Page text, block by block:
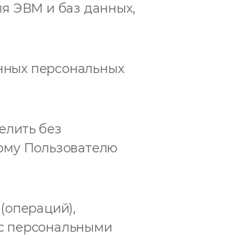
ЭВМ и баз данных,
персональных
без
Пользователю
персональными